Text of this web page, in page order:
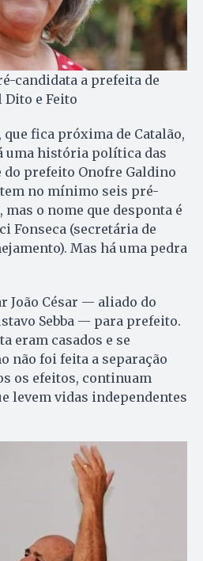
candidata a prefeita de
Dito e Feito
que fica próxima de Catalão,
uma história política das
do prefeito Onofre Galdino
no mínimo seis pré-
o nome que desponta é
Fonseca (secretária de
Mas há uma pedra
João César — aliado do
Sebba — para prefeito.
eram casados e se
não foi feita a separação
os efeitos, continuam
levem vidas independentes